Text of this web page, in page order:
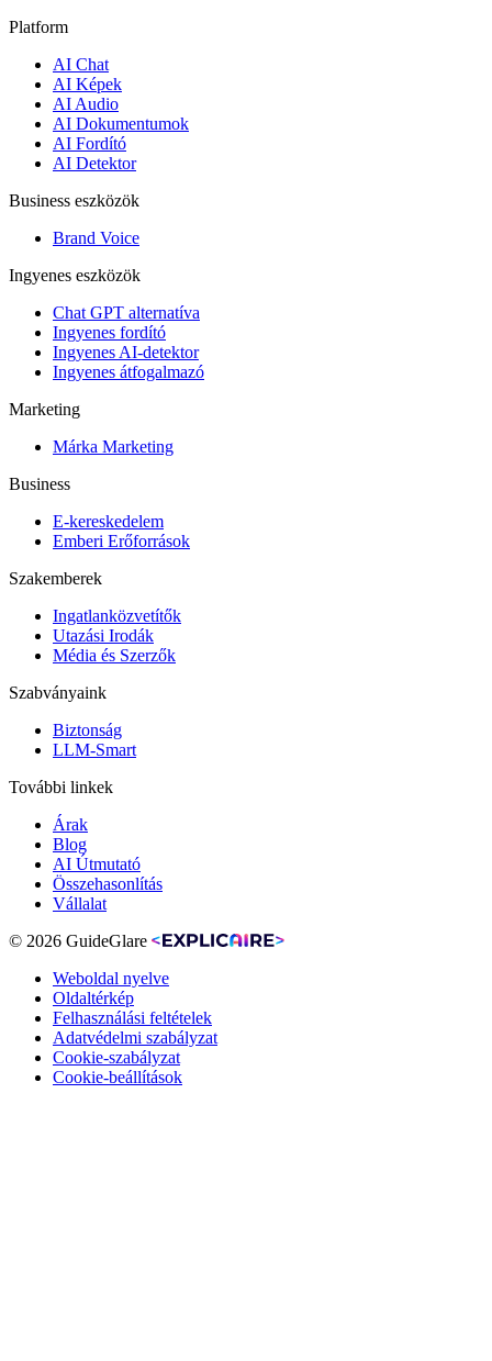
Platform
AI Chat
AI Képek
AI Audio
AI Dokumentumok
AI Fordító
AI Detektor
Business eszközök
Brand Voice
Ingyenes eszközök
Chat GPT alternatíva
Ingyenes fordító
Ingyenes AI-detektor
Ingyenes átfogalmazó
Marketing
Márka Marketing
Business
E-kereskedelem
Emberi Erőforrások
Szakemberek
Ingatlanközvetítők
Utazási Irodák
Média és Szerzők
Szabványaink
Biztonság
LLM-Smart
További linkek
Árak
Blog
AI Útmutató
Összehasonlítás
Vállalat
© 2026 GuideGlare
Weboldal nyelve
Oldaltérkép
Felhasználási feltételek
Adatvédelmi szabályzat
Cookie-szabályzat
Cookie-beállítások